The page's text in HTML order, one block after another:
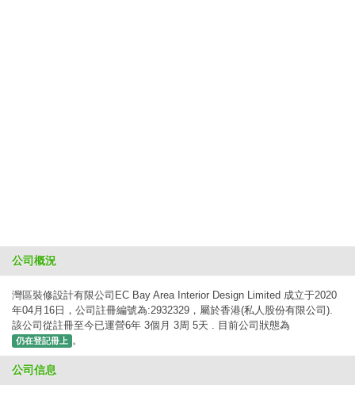
公司概況
灣區裝修設計有限公司EC Bay Area Interior Design Limited 成立于2020
年04月16日，公司註冊編號為:2932329，屬於香港(私人股份有限公司).
該公司從註冊至今已運營6年 3個月 3周 5天 . 目前公司狀態為
仍在登記冊上 。
公司信息